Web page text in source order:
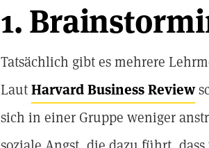
1.
Tatsächlich gibt es mehrere
LautHarvard Business Review
sich in einer Gruppe weniger